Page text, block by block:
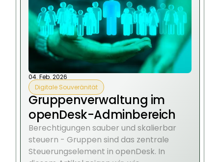
04. Feb. 2026
Digitale Souveränität
Gruppenverwaltung im
openDesk-Adminbereich
Berechtigungen sauber und skalierbar
steuern - Gruppen sind das zentrale
Steuerungselement in openDesk. In